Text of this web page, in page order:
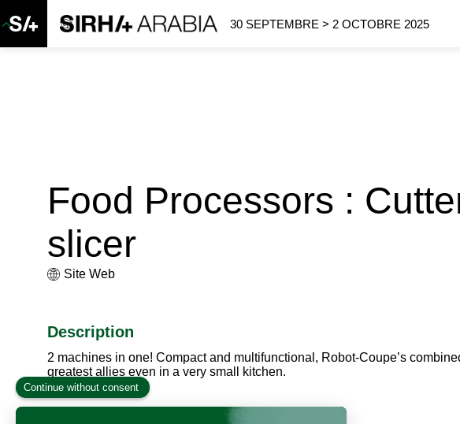
30 SEPTEMBRE > 2 OCTOBRE 2025
Food Processors :
slicer
Site Web
Description
2 machines in one! Compact and multifunctional, Robot-Coupe’s
greatest allies even in a very small kitchen.